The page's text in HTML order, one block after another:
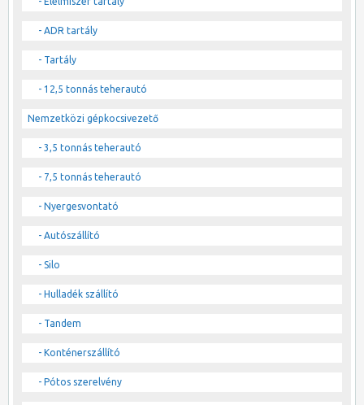
- ADR tartály
- Tartály
- 12,5 tonnás teherautó
Nemzetközi gépkocsivezető
- 3,5 tonnás teherautó
- 7,5 tonnás teherautó
- Nyergesvontató
- Autószállító
- Silo
- Hulladék szállító
- Tandem
- Konténerszállító
- Pótos szerelvény